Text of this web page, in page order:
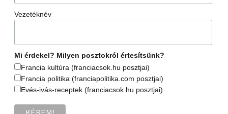
Vezetéknév
Mi érdekel? Milyen posztokról értesítsünk?
Francia kultúra (franciacsok.hu posztjai)
Francia politika (franciapolitika.com posztjai)
Evés-ivás-receptek (franciacsok.hu posztjai)